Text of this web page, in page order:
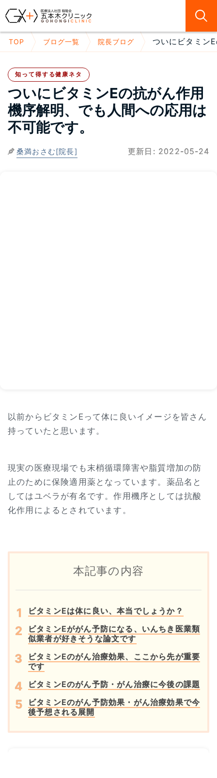
TOP ブログ一覧 院長ブログ ついにビタミン
知って得する健康ネタ
ついにビタミンEの抗がん作用
機序解明、でも人間への応用は
不可能です。
桑満おさむ[院長] 更新日: 2022-05-24
以前からビタミンEって体に良いイメージを皆さん
持っていたと思います。
現実の医療現場でも末梢循環障害や脂質増加の防
止のために保険適用薬となっています。薬品名と
してはユベラが有名です。作用機序としては抗酸
化作用によるとされています。
本記事の内容
ビタミンEは体に良い、本当でしょうか？
ビタミンEががん予防になる、いんちき医業類
似業者が好きそうな論文です
ビタミンEのがん治療効果、ここから先が重要
です
ビタミンEのがん予防・がん治療に今後の課題
ビタミンEのがん予防効果・がん治療効果で今
後予想される展開